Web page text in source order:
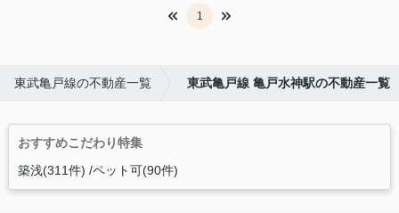
1
東武亀戸線の不動産一覧 東武亀戸線 亀戸水神駅の不動産一覧
おすすめこだわり特集
築浅(311件) ペット可(90件)